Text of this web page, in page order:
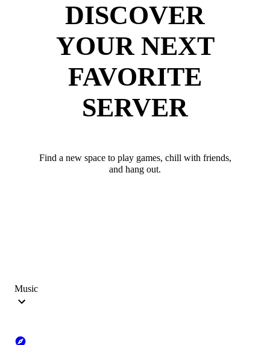
DISCOVER
YOUR NEXT
FAVORITE
SERVER
Find a new space to play games, chill with friends,
and hang out.
Music